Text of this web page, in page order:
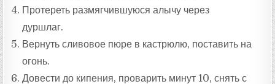
Протереть размягчившуюся алычу через
дуршлаг.
Вернуть сливовое пюре в кастрюлю, поставить на
огонь.
Довести до кипения, проварить минут 10, снять с